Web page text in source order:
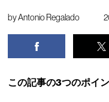
byAntonio Regalado
この記事の3つのポイ